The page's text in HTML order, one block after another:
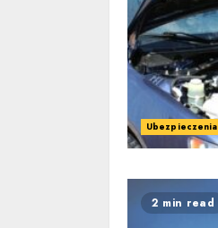
Ubezpieczenia
2 min read